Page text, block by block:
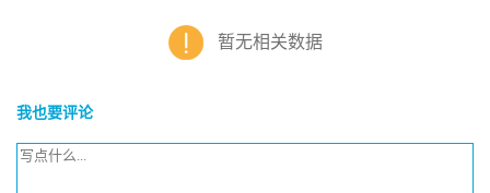
暂无相关数据
我也要评论